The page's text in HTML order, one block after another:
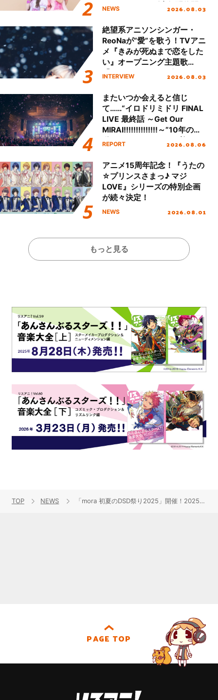
える」TVサイズ先行配信開
NEWS 2026.08.03
絶望系アニソンシンガー・
ReoNaが“愛”を歌う！TVアニ
メ『きみが死ぬまで恋をした
い』オープニング主題歌
「Amore」インタビュー
INTERVIEW 2026.08.03
またいつか会えると信じ
て……“イロドリミドリ FINAL
LIVE 最終話 ～Get Our
MIRAI!!!!!!!!!!!!!!～”10年の活
動を経てファイナルを迎える
REPORT 2026.08.06
アニメ15周年記念！『うたの
☆プリンスさまっ♪ マジ
LOVE』シリーズの特別企画
が続々決定！
NEWS 2026.08.01
もっと見る
TOP NEWS 「mora 初夏のDSD祭り2025」開催！2025年6月2日(月)まで400タイトル以上が最大80％OFF！
PAGE TOP